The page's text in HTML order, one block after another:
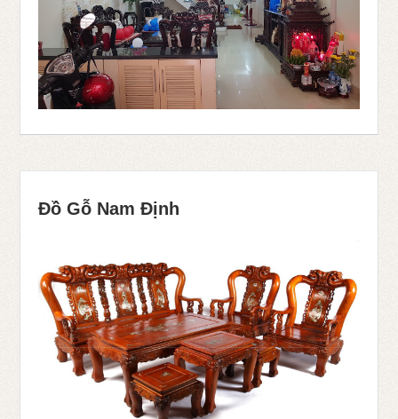
Đồ Gỗ Nam Định